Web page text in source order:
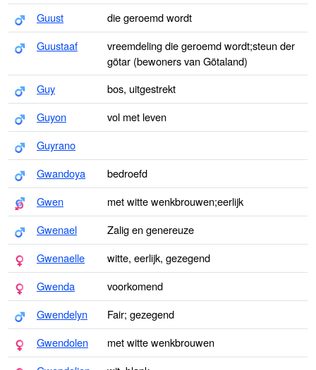
Guust
die geroemd wordt
Guustaaf
vreemdeling die geroemd wordt;steun der
götar (bewoners van Götaland)
Guy
bos, uitgestrekt
Guyon
vol met leven
Guyrano
Gwandoya
bedroefd
Gwen
met witte wenkbrouwen;eerlijk
Gwenael
Zalig en genereuze
Gwenaelle
witte, eerlijk, gezegend
Gwenda
voorkomend
Gwendelyn
Fair; gezegend
Gwendolen
met witte wenkbrouwen